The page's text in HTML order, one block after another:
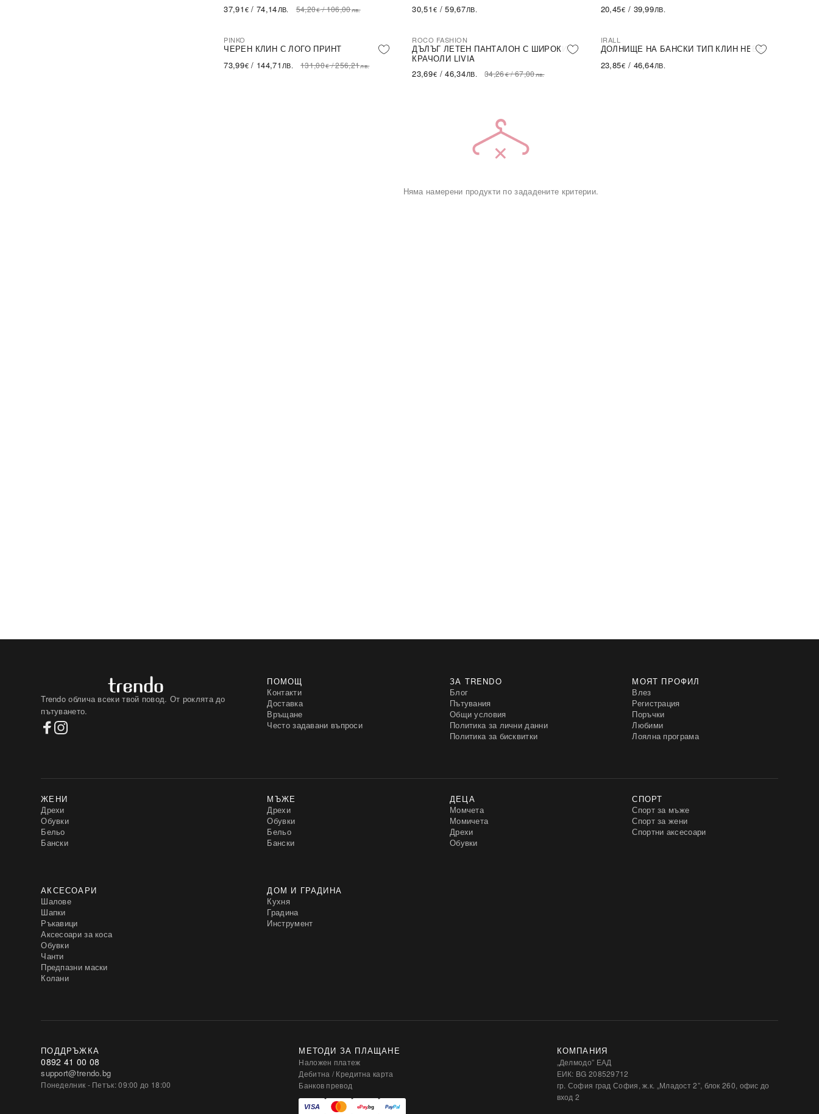
37,91€ /74,14ЛВ. 54,20€/106,00лв.
30,51€ /59,67ЛВ.
20,45€ / 39,99ЛВ.
-44% SALE
PINKO
ЧЕРЕН КЛИН С ЛОГО ПРИНТ
73,99€ / 144,71 ЛВ. 131,00€/256,21лв.
-31%
ROCO FASHION
ДЪЛЪГ ЛЕТЕН ПАНТАЛОН С ШИРОКИ
КРАЧОЛИ LIVIA
23,69€ /46,34ЛВ. 34,26€/67,00лв.
IRALL
ДОЛНИЩЕ НА БАНСКИ ТИП КЛИН HEBE
23,85€ / 46,64ЛВ.
Няма намерени продукти по зададените критерии.
Trendo облича всеки твой повод. От роклята до
пътуването.
ПОМОЩ
Контакти
Доставка
Връщане
Често задавани въпроси
ЗА TRENDO
Блог
Пътувания
Общи условия
Политика за лични данни
Политика за бисквитки
МОЯТ ПРОФИЛ
Влез
Регистрация
Поръчки
Любими
Лоялна програма
ЖЕНИ
Дрехи
Обувки
Бельо
Бански
МЪЖЕ
Дрехи
Обувки
Бельо
Бански
ДЕЦА
Момчета
Момичета
Дрехи
Обувки
СПОРТ
Спорт за мъже
Спорт за жени
Спортни аксесоари
АКСЕСОАРИ
Шалове
Шапки
Ръкавици
Аксесоари за коса
Обувки
Чанти
Предпазни маски
Колани
ДОМ И ГРАДИНА
Кухня
Градина
Инструмент
ПОДДРЪЖКА
0892 41 00 08
support@trendo.bg
Понеделник - Петък: 09:00 до 18:00
МЕТОДИ ЗА ПЛАЩАНЕ
Наложен платеж
Дебитна / Кредитна карта
Банков превод
КОМПАНИЯ
„Делмодо” ЕАД
ЕИК: BG 208529712
гр. София град София, ж.к. „Младост 2”, блок 260, офис до
вход 2